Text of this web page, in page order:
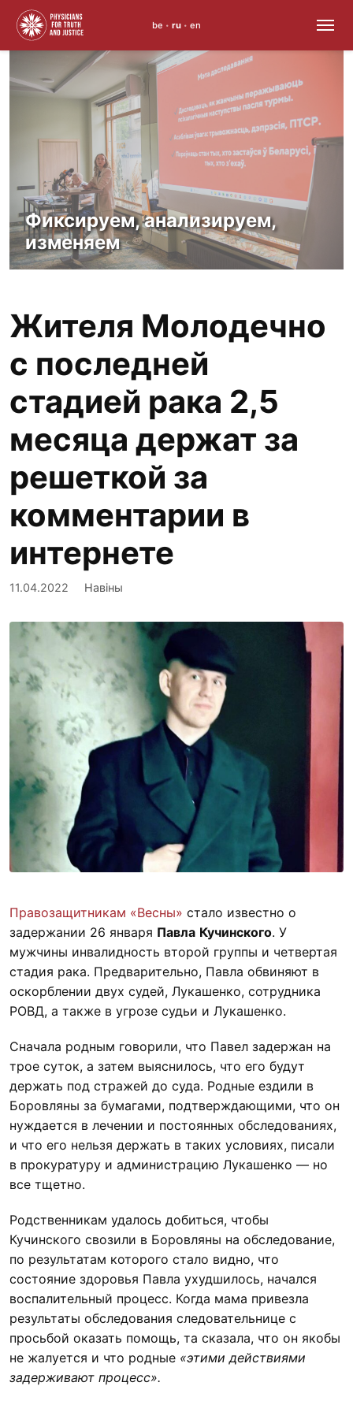
to
content
be • ru • en
Фиксируем, анализируем,
изменяем
Жителя Молодечно
с последней
стадией рака 2,5
месяца держат за
решеткой за
комментарии в
интернете
11.04.2022 Навіны
Правозащитникам «Весны» стало известно о
задержании 26 января Павла Кучинского. У
мужчины инвалидность второй группы и четвертая
стадия рака. Предварительно, Павла обвиняют в
оскорблении двух судей, Лукашенко, сотрудника
РОВД, а также в угрозе судьи и Лукашенко.
Сначала родным говорили, что Павел задержан на
трое суток, а затем выяснилось, что его будут
держать под стражей до суда. Родные ездили в
Боровляны за бумагами, подтверждающими, что он
нуждается в лечении и постоянных обследованиях,
и что его нельзя держать в таких условиях, писали
в прокуратуру и администрацию Лукашенко — но
все тщетно.
Родственникам удалось добиться, чтобы
Кучинского свозили в Боровляны на обследование,
по результатам которого стало видно, что
состояние здоровья Павла ухудшилось, начался
воспалительный процесс. Когда мама привезла
результаты обследования следовательнице с
просьбой оказать помощь, та сказала, что он якобы
не жалуется и что родные «этими действиями
задерживают процесс».